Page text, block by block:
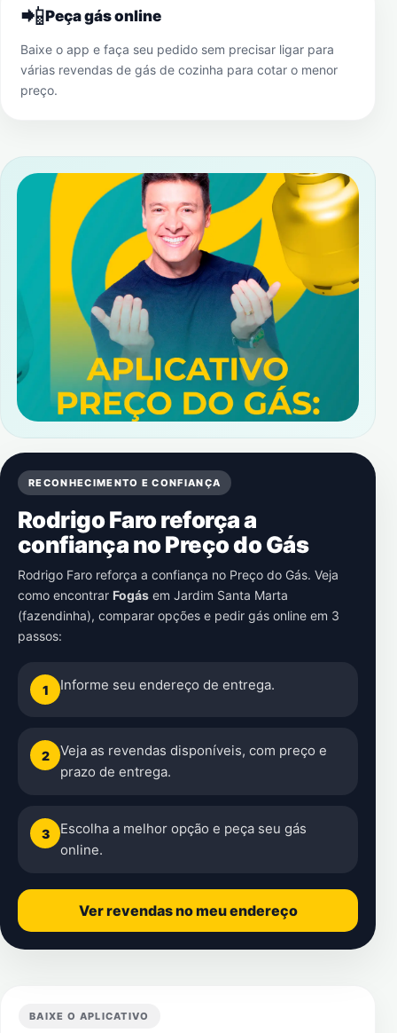
📲Peça gás online
Baixe o app e faça seu pedido sem precisar ligar para
várias revendas de gás de cozinha para cotar o menor
preço.
RECONHECIMENTO E CONFIANÇA
Rodrigo Faro reforça a
confiança no Preço do Gás
Rodrigo Faro reforça a confiança no Preço do Gás. Veja
como encontrar Fogás em Jardim Santa Marta
(fazendinha), comparar opções e pedir gás online em 3
passos:
1 Informe seu endereço de entrega.
2
Veja as revendas disponíveis, com preço e
prazo de entrega.
3
Escolha a melhor opção e peça seu gás
online.
Ver revendas no meu endereço
BAIXE O APLICATIVO